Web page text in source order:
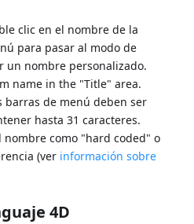
clic en el nombre de la
para pasar al modo de
un nombre personalizado.
name in the "Title" area.
barras de menú deben ser
hasta 31 caracteres.
como "hard coded" o
(ver información sobre
4D